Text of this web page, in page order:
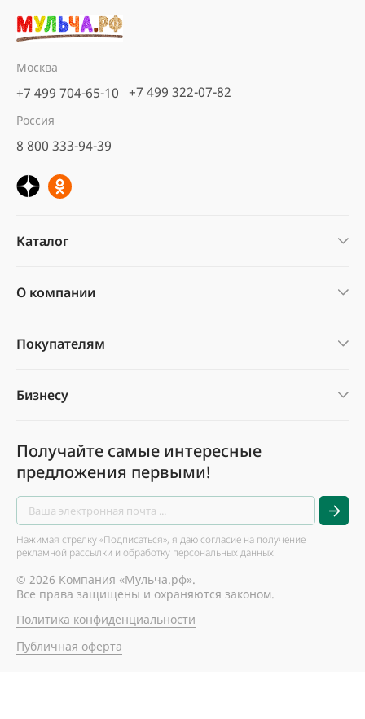
Москва
+7 499 704-65-10 +7 499 322-07-82
Россия
8 800 333-94-39
Каталог
О компании
Покупателям
Бизнесу
Получайте самые интересные
предложения первыми!
Нажимая стрелку «Подписаться», я даю согласие на получение
рекламной рассылки и обработку персональных данных
© 2026 Компания «Мульча.рф».
Все права защищены и охраняются законом.
Политика конфиденциальности
Публичная оферта